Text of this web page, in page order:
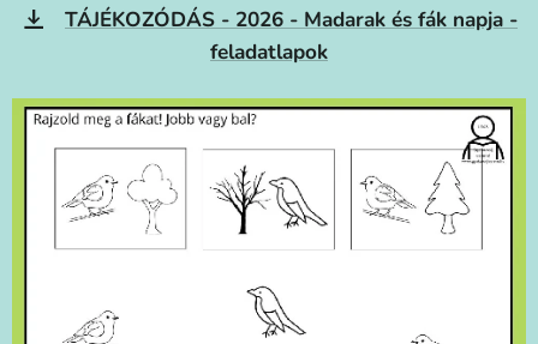
TÁJÉKOZÓDÁS - 2026 - Madarak és fák napja -
feladatlapok